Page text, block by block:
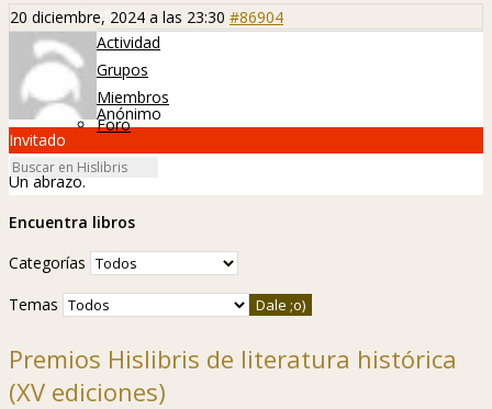
Hislibreños
Actividad
Grupos
Miembros
Foro
20 diciembre, 2024 a las 23:30 #86904
Anónimo
Invitado
Un abrazo.
Encuentra libros
Categorías
Temas
Premios Hislibris de literatura histórica
(XV ediciones)